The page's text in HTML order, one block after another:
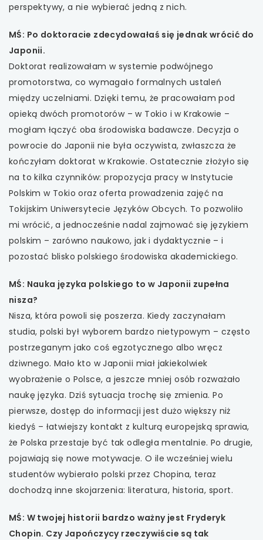
perspektywy, a nie wybierać jedną z nich.
MŚ: Po doktoracie zdecydowałaś się jednak wrócić do
Japonii.
Doktorat realizowałam w systemie podwójnego
promotorstwa, co wymagało formalnych ustaleń
między uczelniami. Dzięki temu, że pracowałam pod
opieką dwóch promotorów – w Tokio i w Krakowie –
mogłam łączyć oba środowiska badawcze. Decyzja o
powrocie do Japonii nie była oczywista, zwłaszcza że
kończyłam doktorat w Krakowie. Ostatecznie złożyło się
na to kilka czynników: propozycja pracy w Instytucie
Polskim w Tokio oraz oferta prowadzenia zajęć na
Tokijskim Uniwersytecie Języków Obcych. To pozwoliło
mi wrócić, a jednocześnie nadal zajmować się językiem
polskim – zarówno naukowo, jak i dydaktycznie – i
pozostać blisko polskiego środowiska akademickiego.
MŚ: Nauka języka polskiego to w Japonii zupełna
nisza?
Nisza, która powoli się poszerza. Kiedy zaczynałam
studia, polski był wyborem bardzo nietypowym – często
postrzeganym jako coś egzotycznego albo wręcz
dziwnego. Mało kto w Japonii miał jakiekolwiek
wyobrażenie o Polsce, a jeszcze mniej osób rozważało
naukę języka. Dziś sytuacja trochę się zmienia. Po
pierwsze, dostęp do informacji jest dużo większy niż
kiedyś – łatwiejszy kontakt z kulturą europejską sprawia,
że Polska przestaje być tak odległa mentalnie. Po drugie,
pojawiają się nowe motywacje. O ile wcześniej wielu
studentów wybierało polski przez Chopina, teraz
dochodzą inne skojarzenia: literatura, historia, sport.
MŚ: W twojej historii bardzo ważny jest Fryderyk
Chopin. Czy Japończycy rzeczywiście są tak